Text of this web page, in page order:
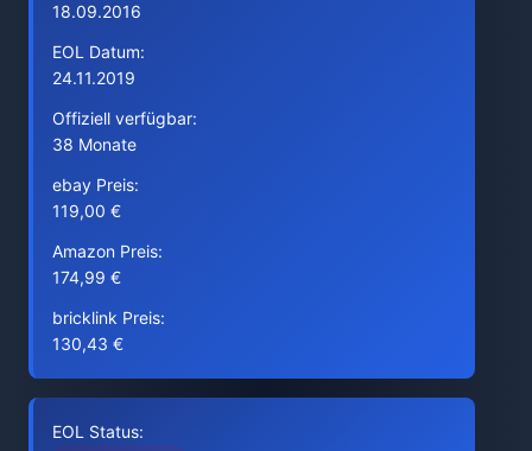
18.09.2016
EOL Datum:
24.11.2019
Offiziell verfügbar:
38 Monate
ebay Preis:
119,00 €
Amazon Preis:
174,99 €
bricklink Preis:
130,43 €
EOL Status: